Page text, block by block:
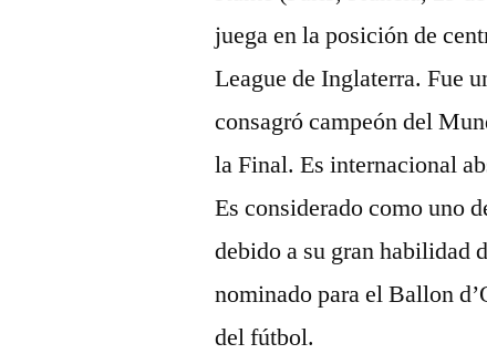
juega en la posición de
League de Inglaterra. Fue
consagró campeón del
la Final. Es internacional
Es considerado como uno
debido a su gran habilidad
nominado para el Ballon
del fútbol.